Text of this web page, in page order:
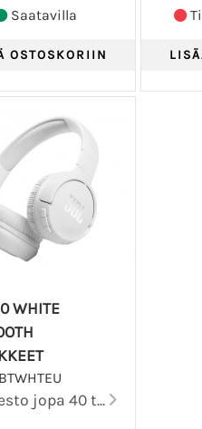
Saatavilla
WHITE
jopa 40 t...